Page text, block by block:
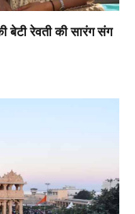
बेटी रेवती की सारंग संग